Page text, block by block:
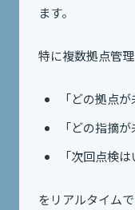
ます。
特に複数拠点管理
「どの拠点が
「どの指摘が
「次回点検は
をリアルタイム